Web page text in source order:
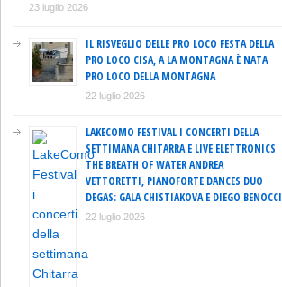
23 luglio 2026
IL RISVEGLIO DELLE PRO LOCO FESTA DELLA
PRO LOCO CISA, A LA MONTAGNA È NATA
PRO LOCO DELLA MONTAGNA
22 luglio 2026
LAKECOMO FESTIVAL I CONCERTI DELLA
SETTIMANA CHITARRA E LIVE ELETTRONICS
THE BREATH OF WATER ANDREA
VETTORETTI, PIANOFORTE DANCES DUO
DEGAS: GALA CHISTIAKOVA E DIEGO BENOCCI
22 luglio 2026